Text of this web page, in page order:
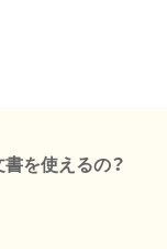
を使えるの？